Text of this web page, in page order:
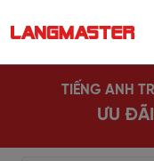
TIẾNG ANH
ƯU